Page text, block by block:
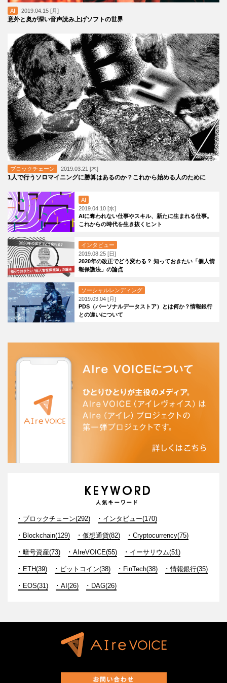
AI 2019.04.15 [月]
意外と奥が深い音声読み上げソフトの世界
ブロックチェーン 2019.03.21 [木]
1人で行うソロマイニングに勝算はあるのか？これから始める人のために
AI
2019.04.10 [水]
AIに奪われない仕事やスキル、新たに生まれる仕事。
これからの時代を生き抜くヒント
インタビュー
2019.08.25 [日]
2020年の改正でどう変わる？ 知っておきたい「個人情
報保護法」の論点
ソーシャルレンディング
2019.03.04 [月]
PDS（パーソナルデータストア）とは何か？情報銀行
との違いについて
ブロックチェーン(292) インタビュー(170)
Blockchain(129) 仮想通貨(82) Cryptocurrency(75)
暗号資産(73) AIreVOICE(55) イーサリウム(51)
ETH(39) ビットコイン(38) FinTech(38) 情報銀行(35)
EOS(31) AI(26) DAG(26)